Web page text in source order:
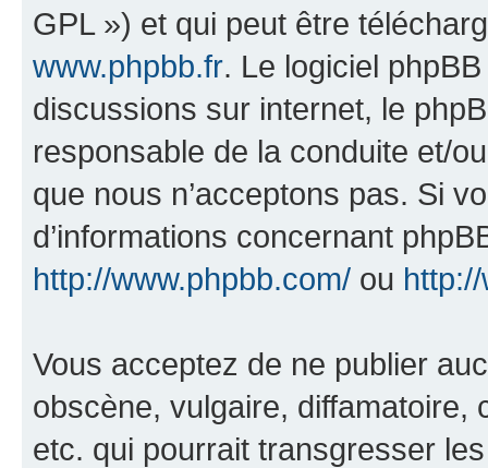
GPL ») et qui peut être
www.phpbb.fr. Le logiciel
discussions sur internet, le
responsable de la conduite et/
que nous n’acceptons pas. Si
d’informations concernant
http://www.phpbb.com/ ou
Vous acceptez de ne publier
obscène, vulgaire, diffamatoire,
etc. qui pourrait transgresser